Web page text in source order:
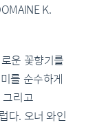
K.
운 꽃향기를
를 순수하게
그리고
다. 오너 와인